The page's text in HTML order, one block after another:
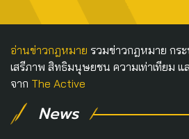
อ่านข่าวกฎหมาย รวมข่าวกฎหมาย กร
เสรีภาพ สิทธิมนุษยชน ความเท่าเทียม แ
จาก The Active
News